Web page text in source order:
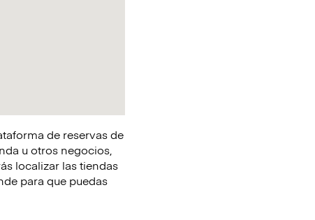
de reservas de
u otros negocios,
localizar las tiendas
para que puedas